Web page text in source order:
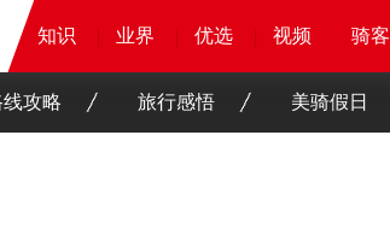
知识 业界 优选 骑客 论坛
知识 业界 优选 骑客 视频
知识 业界 优选 视频 骑客
知识 业界 优选 视频 骑客
线攻略 旅行感悟 美骑假日